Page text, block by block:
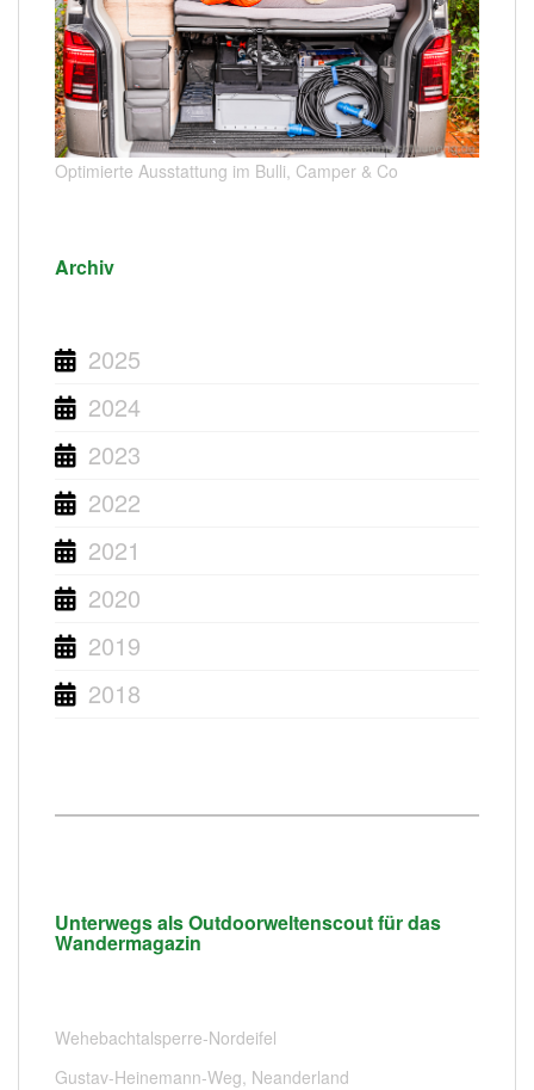
Optimierte Ausstattung im Bulli, Camper & Co
Archiv
2025
2024
2023
2022
2021
2020
2019
2018
Unterwegs als Outdoorweltenscout für das
Wandermagazin
Wehebachtalsperre-Nordeifel
Gustav-Heinemann-Weg, Neanderland